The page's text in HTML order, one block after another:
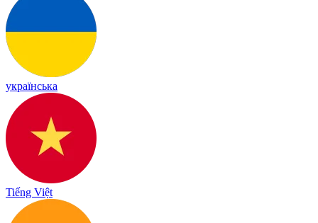
українська
Tiếng Việt